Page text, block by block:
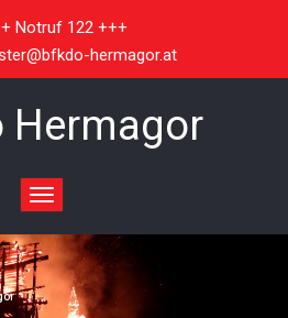
Notruf 122 +++
hermagor.at
Hermagor
Toggle
navigation